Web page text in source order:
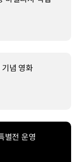
념 영화
별전 운영